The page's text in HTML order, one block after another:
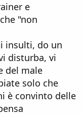
e
"non
insulti, do un
disturba, vi
del male
solo che
è convinto delle